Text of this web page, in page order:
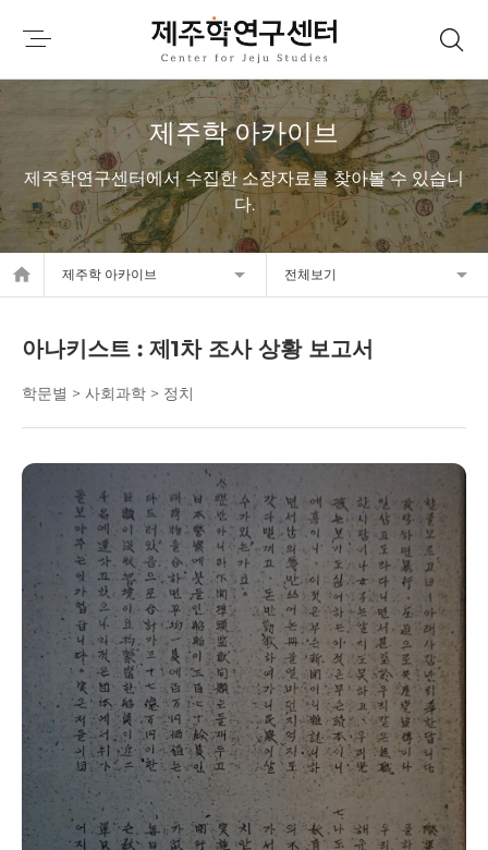
제주학 아카이브
제주학연구센터에서 수집한 소장자료를 찾아볼 수 있습니
다.
home 제주학 아카이브 전체보기
아나키스트 : 제1차 조사 상황 보고서
학문별 > 사회과학 > 정치